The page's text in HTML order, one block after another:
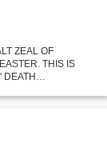
ZEAL OF
THIS IS
DEATH